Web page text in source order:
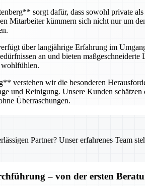
sorgt dafür, dass sowohl private
Mitarbeiter kümmern sich nicht nur um
über langjährige Erfahrung im
an und bieten
verstehen wir die besonderen
und Reinigung. Unsere Kunden
Überraschungen.
Partner? Unser erfahrenes Team
– von der ersten